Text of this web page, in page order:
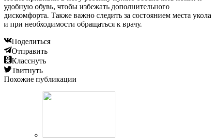
удобную обувь, чтобы избежать дополнительного
дискомфорта. Также важно следить за состоянием места укола
и при необходимости обращаться к врачу.
Поделиться
Отправить
Класснуть
Твитнуть
Похожие публикации